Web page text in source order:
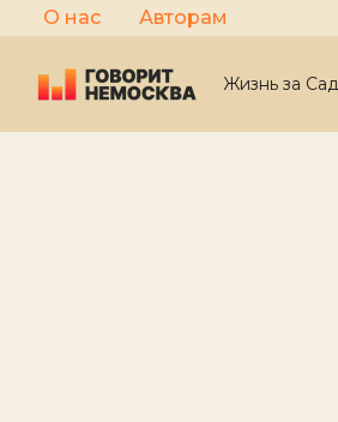
Перейти
к
содержимому
О нас Авторам
Жизнь за